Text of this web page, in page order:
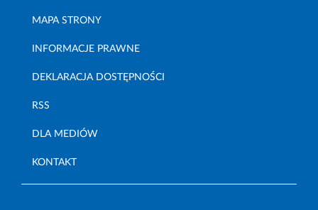
MAPA STRONY
INFORMACJE PRAWNE
DEKLARACJA DOSTĘPNOŚCI
RSS
DLA MEDIÓW
KONTAKT